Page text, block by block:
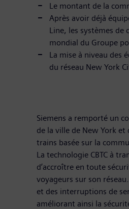
Le montant de la
Après avoir déjà
Line, les systèmes de
mondial du Groupe
La mise à niveau des
du réseau New York
Siemens a remporté un
de la ville de New York
trains basée sur la
La technologie CBTC à
d’accroître en toute
voyageurs sur son
et des interruptions de
améliorant ainsi la